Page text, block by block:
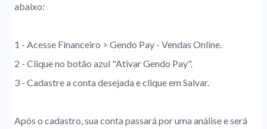
abaixo:
1 - Acesse Financeiro > Gendo Pay - Vendas Online.
2 - Clique no botão azul "Ativar Gendo Pay".
3 - Cadastre a conta desejada e clique em Salvar.
Após o cadastro, sua conta passará por uma análise e será